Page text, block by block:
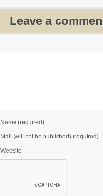
Leave a
Name (required)
Mail (will not be published) (required)
Website